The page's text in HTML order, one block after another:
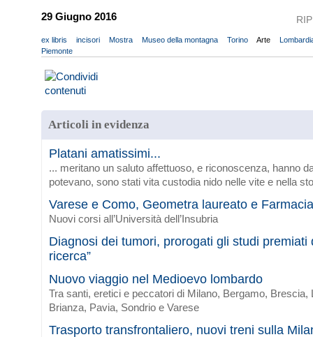
29 Giugno 2016
ex libris incisori Mostra Museo della montagna Torino Arte
Piemonte
Articoli in evidenza
Platani amatissimi...
... meritano un saluto affettuoso, e riconoscenza, hanno
potevano, sono stati vita custodia nido nelle vite e nella
Varese e Como, Geometra laureato e Farmacia
Nuovi corsi all’Università dell’Insubria
Diagnosi dei tumori, prorogati gli studi premiati
ricerca”
Nuovo viaggio nel Medioevo lombardo
Tra santi, eretici e peccatori di Milano, Bergamo, Brescia,
Brianza, Pavia, Sondrio e Varese
Trasporto transfrontaliero, nuovi treni sulla